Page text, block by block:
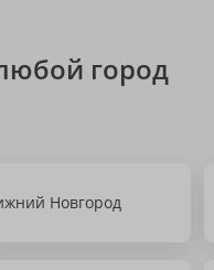
город
Новгород